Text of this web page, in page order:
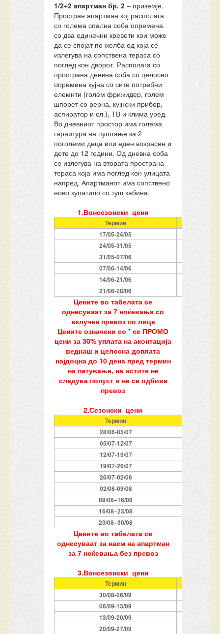
1/2+2 апартман бр. 2 – приземје.
Простран апартман кој располага
со голема спална соба опремена
со два единечни кревети кои може
да се спојат по желба од која се
излегува на сопствена тераса со
поглед кон дворот. Располага со
пространа дневна соба со целосно
опремена кујна со сите потребни
елемнти (голем фрижидер, голем
шпорет со рерна, кујнски прибор,
аспиратор и сл.), ТВ и клима уред.
Во дневниот простор има голема
гарнитура на пуштање за 2
поголеми деца или еден возрасен и
дете до 12 години. Од дневна соба
се излегува на втората пространа
тераса која има поглед кон улицата
напред. Апартманот има сопствено
ново купатило со туш кабина.
1.Вонсезонски цени
Термин
17/05-24/05
24/05-31/05
31/05-07/06
07/06-14/06
14/06-21/06
21/06-28/06
Цените во табелата се
однесуваат за 7 ноќевања со
вклучен превоз по лице
Цените означени со * се ПРОМО
цени за 30% уплата на аконтација
веднаш и целосна доплата
најдоцна до 10 дена пред термин
на патување, на истите не
следува попуст и не се одбива
превоз
2.Сезонски цени
Термин
28/06-05/07
05/07-12/07
12/07-19/07
19/07-26/07
26/07-02/08
02/08-09/08
09/08–16/08
16/08–23/08
23/08–30/08
Цените во табелата се
однесуваат за наем на апартман
за 7 ноќевања без превоз
3.Вонсезонски цени
Термин
30/08-06/09
06/09-13/09
13/09-20/09
20/09-27/09